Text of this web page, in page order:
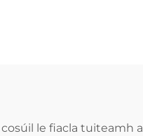
le fiacla tuiteamh